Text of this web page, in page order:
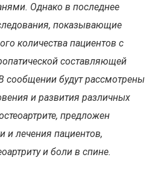
Однако в последнее
показывающие
количества пациентов с
составляющей
сообщении будут рассмотрены
и развития различных
предложен
и лечения пациентов,
и боли в спине.